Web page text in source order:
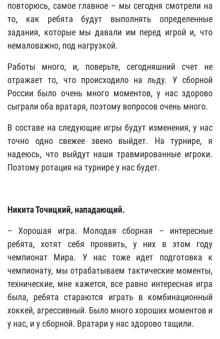
повторюсь, самое главное – мы сегодня смотрели на
то, как ребята будут выполнять определенные
задания, которые мы давали им перед игрой и, что
немаловажно, под нагрузкой.
Работы много, и, поверьте, сегодняшний счет не
отражает то, что происходило на льду. У сборной
России было очень много моментов, у нас здорово
сыграли оба вратаря, поэтому вопросов очень много.
В составе на следующие игры будут изменения, у нас
точно одно свежее звено выйдет. На турнире, я
надеюсь, что выйдут наши травмированные игроки.
Поэтому ротация на турнире у нас будет.
Никита Точицкий, нападающий.
– Хорошая игра. Молодая сборная – интересные
ребята, хотят себя проявить, у них в этом году
чемпионат Мира. У нас тоже идет подготовка к
чемпионату, мы отрабатываем тактические моменты,
технические, мне кажется, все равно интересная игра
была, ребята стараются играть в комбинационный
хоккей, агрессивный. Было много хороших моментов и
у нас, и у сборной. Вратари у нас здорово тащили.